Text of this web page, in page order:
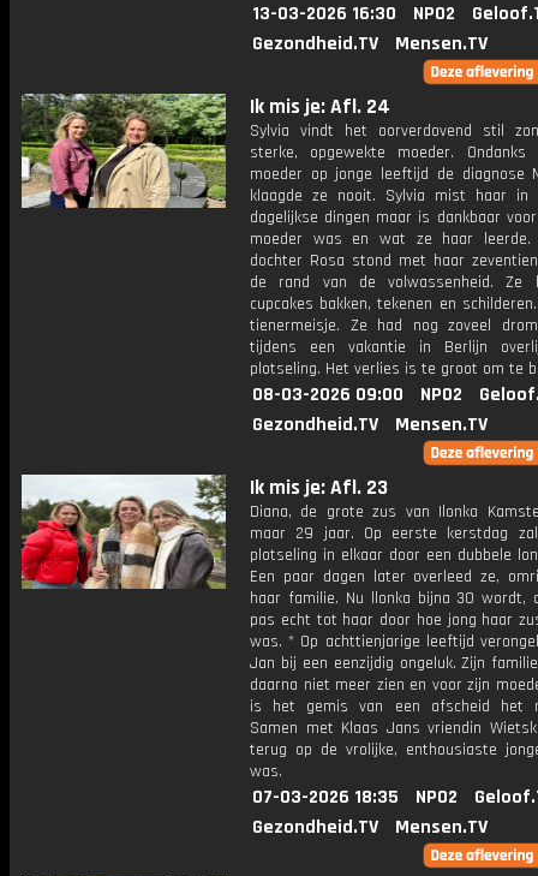
13-03-2026 16:30 NPO2
Gezondheid.TV
Mensen.TV
Ik mis je: Afl. 24
Sylvia vindt het oorverdovend stil
sterke, opgewekte moeder.
moeder op jonge leeftijd de diagnose
klaagde ze nooit. Sylvia mist haar in
dagelijkse dingen maar is dankbaar
moeder was en wat ze haar leerde.
dochter Rosa stond met haar
de rand van de volwassenheid. Ze
cupcakes bakken, tekenen en
tienermeisje. Ze had nog zoveel
tijdens een vakantie in Berlijn
plotseling. Het verlies is te groot om te
08-03-2026 09:00 NPO2
Gezondheid.TV
Mensen.TV
Ik mis je: Afl. 23
Diana, de grote zus van Ilonka
maar 29 jaar. Op eerste kerstdag
plotseling in elkaar door een dubbele
Een paar dagen later overleed ze,
haar familie. Nu llonka bijna 30 wordt,
pas echt tot haar door hoe jong haar
was. * Op achttienjarige leeftijd
Jan bij een eenzijdig ongeluk. Zijn
daarna niet meer zien en voor zijn
is het gemis van een afscheid het
Samen met Klaas Jans vriendin
terug op de vrolijke, enthousiaste
was.
07-03-2026 18:35 NPO2
Gezondheid.TV
Mensen.TV